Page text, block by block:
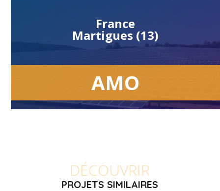
France
Martigues (13)
AMO
DÉCOUVRIR
PROJETS SIMILAIRES